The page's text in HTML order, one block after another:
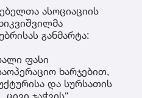
ასოციაციის
განმარტა:
ფასი
ხარჯებით,
და სურსათის
ჯაჭვის“